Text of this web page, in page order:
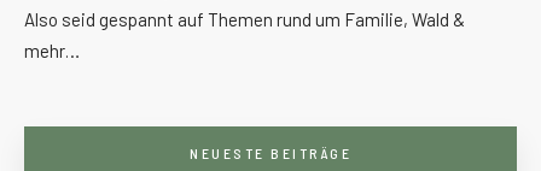
Also seid gespannt auf Themen rund um Familie, Wald &
mehr…
NEUESTE BEITRÄGE